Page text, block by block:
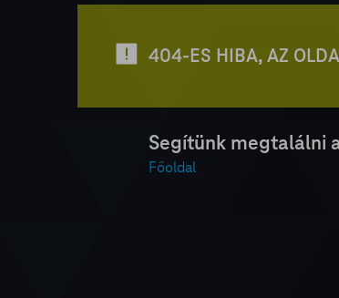
404-ES HIBA, AZ
Segítünk megtalálni
Főoldal